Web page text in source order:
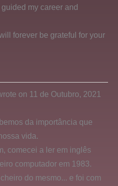
my career and
forever be grateful for your
on 11 de Outubro, 2021
da importância que
vida.
comecei a ler em inglês
computador em 1983.
do mesmo... e foi com